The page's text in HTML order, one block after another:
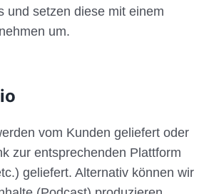
und setzen diese mit einem
um.
vom Kunden geliefert oder
zur entsprechenden Plattform
geliefert. Alternativ können wir